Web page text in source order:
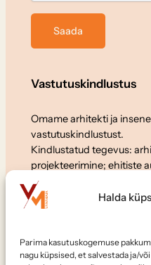
Halda
Parima kasutuskogemuse
nagu küpsised, et salvestada ja/
Vastutuskindlustus
Omame arhitekti ja
vastutuskindlustust.
Kindlustatud tegevus:
projekteerimine; ehitiste
ekspertiis.
Soovid meiega koostööd